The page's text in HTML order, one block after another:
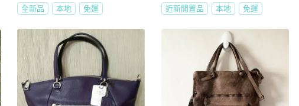
全新品 本地 免運 近新閒置品 本地 免運